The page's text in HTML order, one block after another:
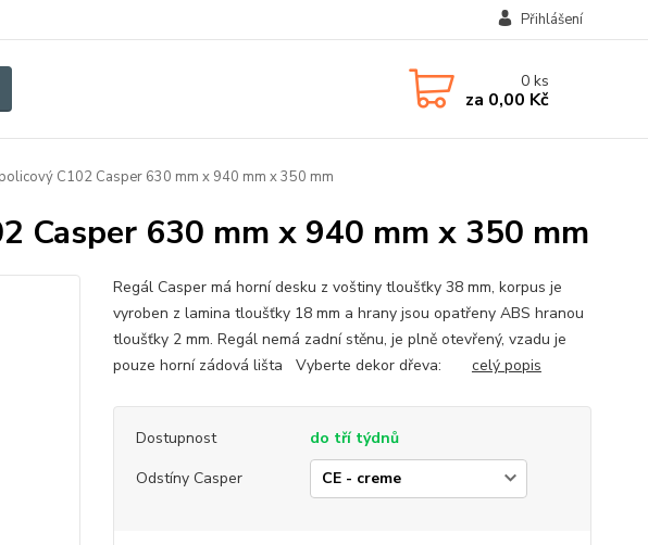
Přihlášení
0ks
za 0,00 Kč
C102 Casper 630 mm x 940 mm x 350 mm
Casper 630 mm x 940 mm x 350 mm
Regál Casper má horní desku z voštiny tloušťky 38 mm, korpus je
vyroben z lamina tloušťky 18 mm a hrany jsou opatřeny ABS hranou
tloušťky 2 mm. Regál nemá zadní stěnu, je plně otevřený, vzadu je
pouze horní zádová lišta Vyberte dekor dřeva: celý popis
Dostupnost
do tří týdnů
Odstíny Casper